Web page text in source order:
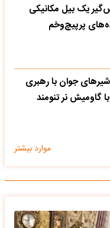
یک بیل مکانیکی
پرپیچ‌وخم
شیرهای جوان با رهبری
گاومیش نر تنومند
موارد بیشتر